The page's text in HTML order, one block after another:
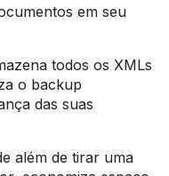
em seu
todos os XMLs
o backup
das suas
além de tirar uma